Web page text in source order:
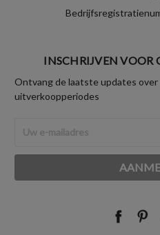
INSCHRIJVEN VOOR
Ontvang de laatste updates
uitverkoopperiodes
mailadres